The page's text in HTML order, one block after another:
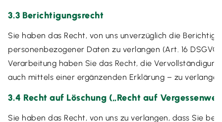
3.3 Berichtigungsrecht
Sie haben das Recht, von uns unverzüglich die
personenbezogener Daten zu verlangen (Art. 16
Verarbeitung haben Sie das Recht, die
auch mittels einer ergänzenden Erklärung – zu
3.4 Recht auf Löschung („Recht auf
Sie haben das Recht, von uns zu verlangen, dass Sie